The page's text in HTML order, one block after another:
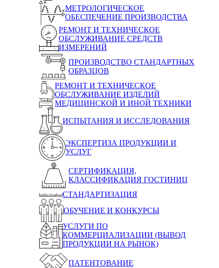
МЕТРОЛОГИЧЕСКОЕ
ОБЕСПЕЧЕНИЕ ПРОИЗВОДСТВА
РЕМОНТ И ТЕХНИЧЕСКОЕ
ОБСЛУЖИВАНИЕ СРЕДСТВ
ИЗМЕРЕНИЙ
ПРОИЗВОДСТВО СТАНДАРТНЫХ
ОБРАЗЦОВ
РЕМОНТ И ТЕХНИЧЕСКОЕ
ОБСЛУЖИВАНИЕ ИЗДЕЛИЙ
МЕДИЦИНСКОЙ И ИНОЙ ТЕХНИКИ
ИСПЫТАНИЯ И ИССЛЕДОВАНИЯ
ЭКСПЕРТИЗА ПРОДУКЦИИ И
УСЛУГ
СЕРТИФИКАЦИЯ,
КЛАССИФИКАЦИЯ ГОСТИНИЦ
СТАНДАРТИЗАЦИЯ
ОБУЧЕНИЕ И КОНКУРСЫ
УСЛУГИ ПО
КОММЕРЦИАЛИЗАЦИИ (ВЫВОД
ПРОДУКЦИИ НА РЫНОК)
ПАТЕНТОВАНИЕ